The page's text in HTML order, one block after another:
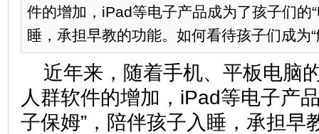
件的增加，iPad等电子产品成为了孩子们的
睡，承担早教的功能。如何看待孩子们成为“
近年来，随着手机、平板电脑
人群软件的增加，iPad等电子产
子保姆”，陪伴孩子入睡，承担早